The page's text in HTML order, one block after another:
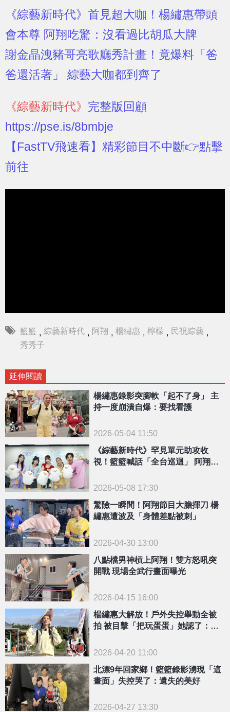
《綜藝新時代》首見超大咖！楊繡惠帶頭
會本尊 阿翔吃驚：沒看過比胡瓜大牌
謝金晶洩豬哥亮歌廳秀計畫！竟爆料「爸
爸還活著」 綜藝大咖都到齊了
《綜藝新時代》 完整版回顧
https://pse.is/8bmbje
【FastTV飛速看】精彩節目不中斷👉點擊
前往
籃籃 , 綜藝新時代 , 阿翔 , 楊繡惠 , 檸檬 , 民視綜藝 ,
秀秀子
延伸閱讀
楊繡惠錄影突腳軟「起不了身」 主
持一度崩潰自爆：要找看護
2026-05-04 11:50
《綜藝新時代》罕見單元助攻收
視！籃籃喊話「全台巡迴」 阿翔震
2026-05-08 17:30
驚險一瞬間！阿翔節目大膽揮刀 楊
繡惠遭波及「身體差點被刺」
2026-04-30 13:00
八點檔男神槓上阿翔！雙方怒吼突
開戰 現場全武行畫面曝光
2026-04-15 16:00
楊繡惠大解放！戶外失控舉動全被
拍 被目擊「把玩蛋蛋」她認了：很
2026-04-20 11:00
北漂9年回家鄉！籃籃錄影湧現「這
畫面」失控哭了：遺失的美好
2026-04-27 13:30